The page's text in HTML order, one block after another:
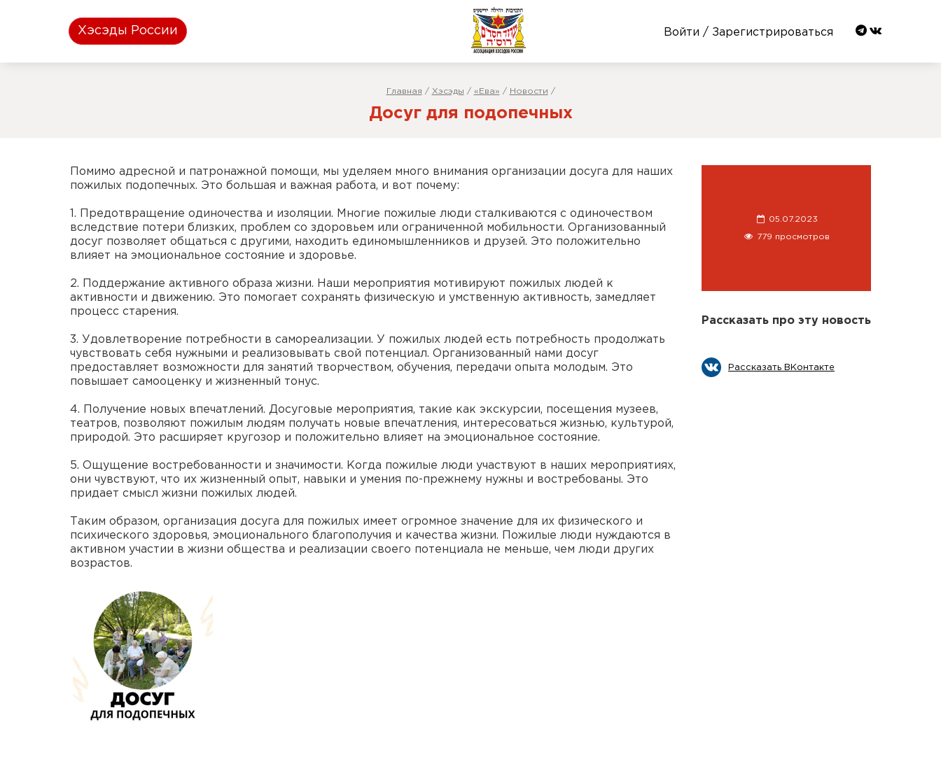
Хэсэды России Войти / Зарегистрироваться
Главная / Хэсэды / «Ева» / Новости /
Досуг для подопечных
Помимо адресной и патронажной помощи, мы уделяем много внимания организации досуга для наших
пожилых подопечных. Это большая и важная работа, и вот почему:
1. Предотвращение одиночества и изоляции. Многие пожилые люди сталкиваются с одиночеством
вследствие потери близких, проблем со здоровьем или ограниченной мобильности. Организованный
досуг позволяет общаться с другими, находить единомышленников и друзей. Это положительно
влияет на эмоциональное состояние и здоровье.
2. Поддержание активного образа жизни. Наши мероприятия мотивируют пожилых людей к
активности и движению. Это помогает сохранять физическую и умственную активность, замедляет
процесс старения.
3. Удовлетворение потребности в самореализации. У пожилых людей есть потребность продолжать
чувствовать себя нужными и реализовывать свой потенциал. Организованный нами досуг
предоставляет возможности для занятий творчеством, обучения, передачи опыта молодым. Это
повышает самооценку и жизненный тонус.
4. Получение новых впечатлений. Досуговые мероприятия, такие как экскурсии, посещения музеев,
театров, позволяют пожилым людям получать новые впечатления, интересоваться жизнью, культурой,
природой. Это расширяет кругозор и положительно влияет на эмоциональное состояние.
5. Ощущение востребованности и значимости. Когда пожилые люди участвуют в наших мероприятиях,
они чувствуют, что их жизненный опыт, навыки и умения по-прежнему нужны и востребованы. Это
придает смысл жизни пожилых людей.
Таким образом, организация досуга для пожилых имеет огромное значение для их физического и
психического здоровья, эмоционального благополучия и качества жизни. Пожилые люди нуждаются в
активном участии в жизни общества и реализации своего потенциала не меньше, чем люди других
возрастов.
05.07.2023
779 просмотров
Рассказать про эту новость
Рассказать ВКонтакте